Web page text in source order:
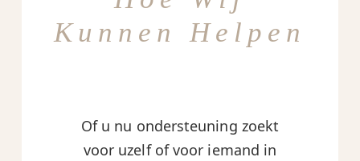
Kunnen Helpen
Of u nu ondersteuning zoekt
voor uzelf of voor iemand in